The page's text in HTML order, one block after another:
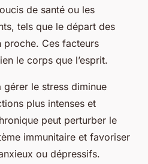
de santé ou les
tels que le départ des
proche. Ces facteurs
le corps que l’esprit.
gérer le stress diminue
plus intenses et
peut perturber le
immunitaire et favoriser
ou dépressifs.